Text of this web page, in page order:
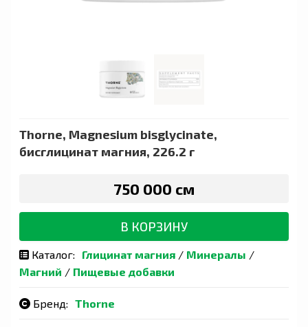
Thorne, Magnesium bisglycinate,
бисглицинат магния, 226.2 г
750 000 сӯм
В КОРЗИНУ
Каталог: Глицинат магния / Минералы /
Магний / Пищевые добавки
Бренд: Thorne